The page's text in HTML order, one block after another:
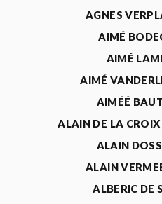
AGNES
AIMÉ
AIMÉ
AIMÉ
AIMÉÉ
ALAIN DE LA
ALAIN
ALAIN
ALBERIC DE